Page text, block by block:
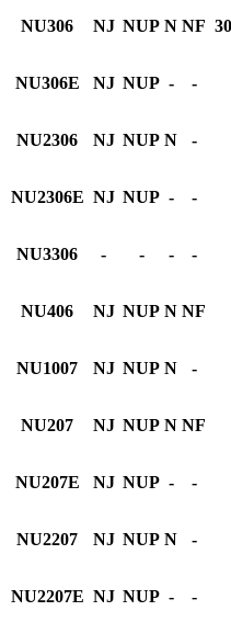
30
NU306 NJ NUP N NF
NU306E NJ NUP - -
NU2306 NJ NUP N -
NU2306E NJ NUP - -
NU3306 - - - -
NU406 NJ NUP N NF
NU1007 NJ NUP N -
NU207 NJ NUP N NF
NU207E NJ NUP - -
NU2207 NJ NUP N -
NU2207E NJ NUP - -